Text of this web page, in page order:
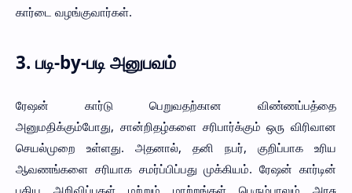
கார்டை வழங்குவார்கள்.
3. படி-by-படி அனுபவம்
ரேஷன் கார்டு பெறுவதற்கான விண்ணப்பத்தை
அனுமதிக்கும்போது, சான்றிதழ்களை சரிபார்க்கும் ஒரு விரிவான
செயல்முறை உள்ளது. அதனால், தனி நபர், குறிப்பாக உரிய
ஆவணங்களை சரியாக சமர்ப்பிப்பது முக்கியம். ரேஷன் கார்டின்